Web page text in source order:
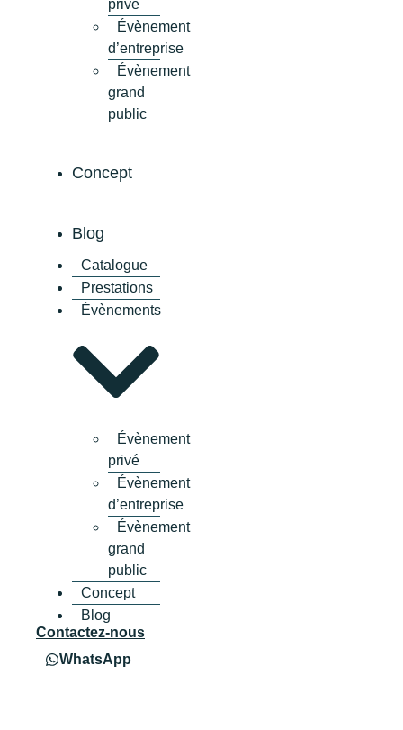
privé
Évènement
d’entreprise
Évènement
grand
public
Concept
Blog
Catalogue
Prestations
Évènements
Évènement
privé
Évènement
d’entreprise
Évènement
grand
public
Concept
Blog
Contactez-nous
WhatsApp